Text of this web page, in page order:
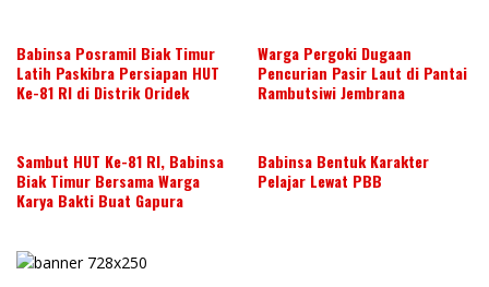
Babinsa Posramil Biak Timur
Latih Paskibra Persiapan HUT
Ke-81 RI di Distrik Oridek
Warga Pergoki Dugaan
Pencurian Pasir Laut di Pantai
Rambutsiwi Jembrana
Sambut HUT Ke-81 RI, Babinsa
Biak Timur Bersama Warga
Karya Bakti Buat Gapura
Babinsa Bentuk Karakter
Pelajar Lewat PBB